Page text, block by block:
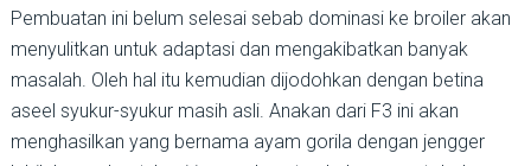
Pembuatan ini belum selesai sebab dominasi ke broiler akan
menyulitkan untuk adaptasi dan mengakibatkan banyak
masalah. Oleh hal itu kemudian dijodohkan dengan betina
aseel syukur-syukur masih asli. Anakan dari F3 ini akan
menghasilkan yang bernama ayam gorila dengan jengger